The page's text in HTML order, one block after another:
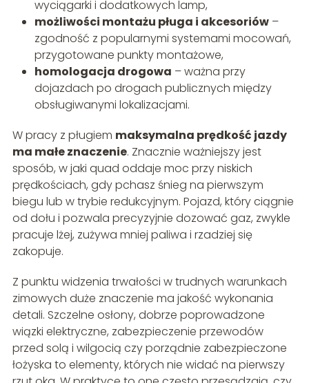
wyciągarki i dodatkowych lamp,
możliwości montażu pługa i akcesoriów–
zgodność z popularnymi systemami mocowań,
przygotowane punkty montażowe,
homologacja drogowa – ważna przy
dojazdach po drogach publicznych między
obsługiwanymi lokalizacjami.
W pracy z pługiem maksymalna prędkość jazdy
ma małe znaczenie. Znacznie ważniejszy jest
sposób, w jaki quad oddaje moc przy niskich
prędkościach, gdy pchasz śnieg na pierwszym
biegu lub w trybie redukcyjnym. Pojazd, który ciągnie
od dołu i pozwala precyzyjnie dozować gaz, zwykle
pracuje lżej, zużywa mniej paliwa i rzadziej się
zakopuje.
Z punktu widzenia trwałości w trudnych warunkach
zimowych duże znaczenie ma jakość wykonania
detali. Szczelne osłony, dobrze poprowadzone
wiązki elektryczne, zabezpieczenie przewodów
przed solą i wilgocią czy porządnie zabezpieczone
łożyska to elementy, których nie widać na pierwszy